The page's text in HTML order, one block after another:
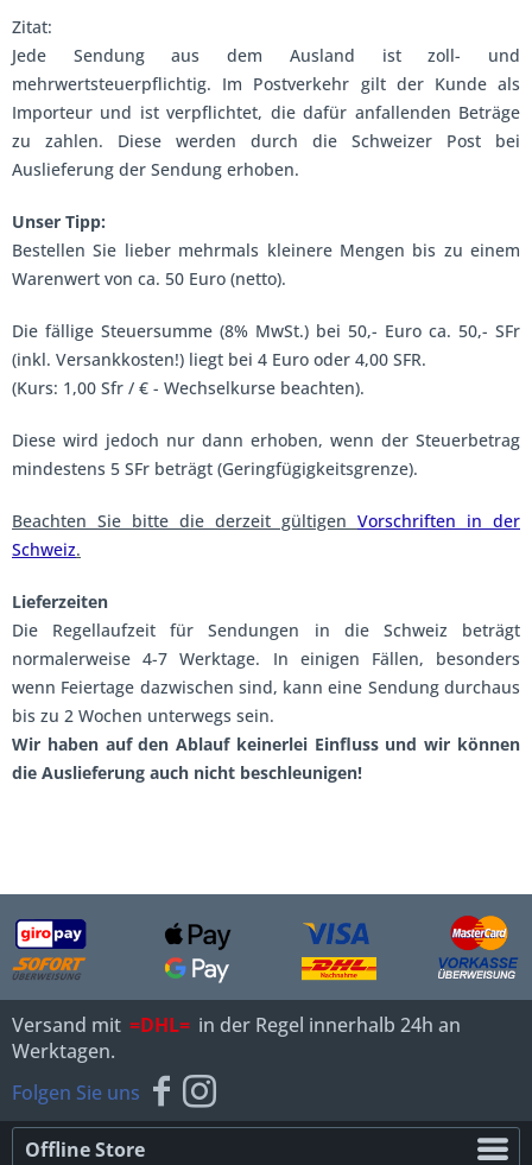
Zitat:
Jede Sendung aus dem Ausland ist zoll- und
mehrwertsteuerpflichtig. Im Postverkehr gilt der Kunde als
Importeur und ist verpflichtet, die dafür anfallenden Beträge
zu zahlen. Diese werden durch die Schweizer Post bei
Auslieferung der Sendung erhoben.
Unser Tipp:
Bestellen Sie lieber mehrmals kleinere Mengen bis zu einem
Warenwert von ca. 50 Euro (netto).
Die fällige Steuersumme (8% MwSt.) bei 50,- Euro ca. 50,- SFr
(inkl. Versankkosten!) liegt bei 4 Euro oder 4,00 SFR.
(Kurs: 1,00 Sfr / € - Wechselkurse beachten).
Diese wird jedoch nur dann erhoben, wenn der Steuerbetrag
mindestens 5 SFr beträgt (Geringfügigkeitsgrenze).
Beachten Sie bitte die derzeit gültigen Vorschriften in der
Schweiz.
Lieferzeiten
Die Regellaufzeit für Sendungen in die Schweiz beträgt
normalerweise 4-7 Werktage. In einigen Fällen, besonders
wenn Feiertage dazwischen sind, kann eine Sendung durchaus
bis zu 2 Wochen unterwegs sein.
Wir haben auf den Ablauf keinerlei Einfluss und wir können
die Auslieferung auch nicht beschleunigen!
Versand mit =DHL= in der Regel innerhalb 24h an
Werktagen.
Folgen Sie uns
Offline Store